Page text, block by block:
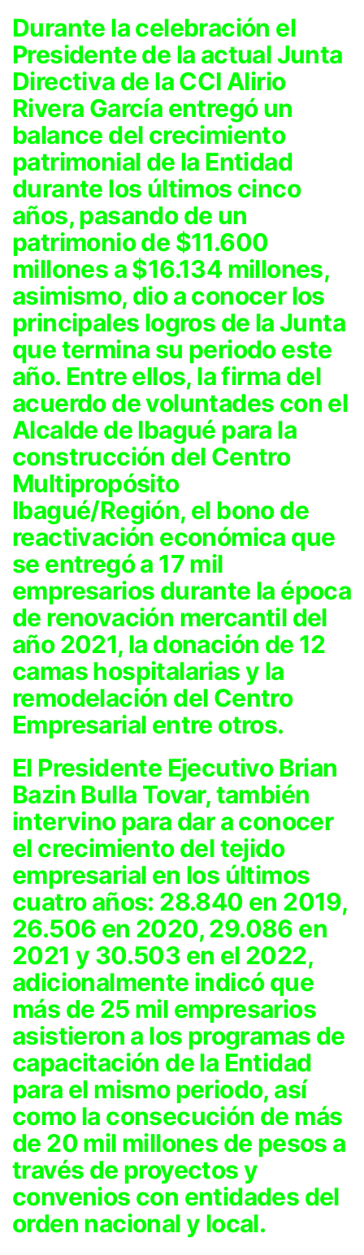
Durante la celebración el
Presidente de la actual Junta
Directiva de la CCI Alirio
Rivera García entregó un
balance del crecimiento
patrimonial de la Entidad
durante los últimos cinco
años, pasando de un
patrimonio de $11.600
millones a $16.134 millones,
asimismo, dio a conocer los
principales logros de la Junta
que termina su periodo este
año. Entre ellos, la firma del
acuerdo de voluntades con el
Alcalde de Ibagué para la
construcción del Centro
Multipropósito
Ibagué/Región, el bono de
reactivación económica que
se entregó a 17 mil
empresarios durante la época
de renovación mercantil del
año 2021, la donación de 12
camas hospitalarias y la
remodelación del Centro
Empresarial entre otros.
El Presidente Ejecutivo Brian
Bazin Bulla Tovar, también
intervino para dar a conocer
el crecimiento del tejido
empresarial en los últimos
cuatro años: 28.840 en 2019,
26.506 en 2020, 29.086 en
2021 y 30.503 en el 2022,
adicionalmente indicó que
más de 25 mil empresarios
asistieron a los programas de
capacitación de la Entidad
para el mismo periodo, así
como la consecución de más
de 20 mil millones de pesos a
través de proyectos y
convenios con entidades del
orden nacional y local.